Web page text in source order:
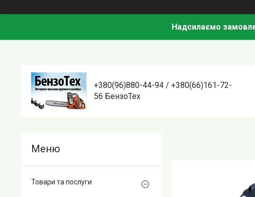
Надсилаємо
+380(96)880-44-94 / +380(66)161-72-
56 БензоТех
Товари та послуги